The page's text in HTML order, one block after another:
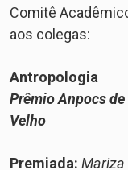
Comitê
aos colegas:
Antropologia
Prêmio Anpocs
Velho
Premiada: Mariza